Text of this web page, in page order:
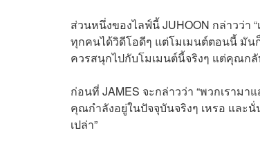
ส่วนหนึ่งของไลฟ์นี้ JUHOON กล่าวว่า
ทุกคนได้วิดีโอดีๆ แต่โมเมนต์ตอนนี้ มั
ควรสนุกไปกับโมเมนต์นี้จริงๆ แต่คุณก
ก่อนที่ JAMES จะกล่าวว่า “พวกเราม
คุณกำลังอยู่ในปัจจุบันจริงๆ เหรอ แล
เปล่า”